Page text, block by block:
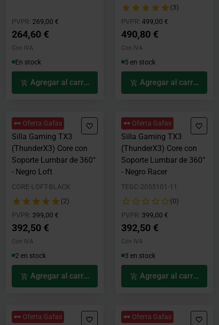
PVPR: Precio rebajado desde
269,00 €
264,60 €
Con IVA
En stock
Agregar al carrito
(3)
PVPR: Precio rebajado desde
499,00 €
490,80 €
Con IVA
5 en stock
Agregar al carrito
🕶️ Oferta Gafas
Silla Gaming TX3
(ThunderX3) Core con
Soporte Lumbar de 360°
- Negro Loft
CORE-LOFT-BLACK
(2)
PVPR: Precio rebajado desde
399,00 €
392,50 €
Con IVA
2 en stock
Agregar al carrito
🕶️ Oferta Gafas
Silla Gaming TX3
(ThunderX3) Core con
Soporte Lumbar de 360°
- Negro Racer
TEGC-2055101-11
(0)
PVPR: Precio rebajado desde
399,00 €
392,50 €
Con IVA
3 en stock
Agregar al carrito
🕶️ Oferta Gafas 🕶️ Oferta Gafas